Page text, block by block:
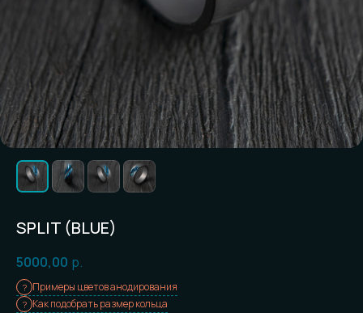
SPLIT (BLUE)
5000,00 р.
Примеры цветов анодирования
Как подобрать размер кольца